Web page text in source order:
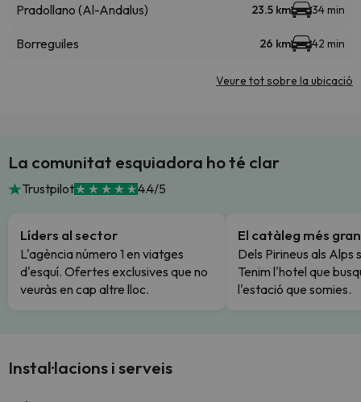
Pradollano (Al-Andalus) 23.5 km 34 min
Borreguiles 26 km 42 min
Veure tot sobre la ubicació
La comunitat esquiadora ho té clar
Trustpilot 4.4/5
Líders al sector
L'agència número 1 en viatges
d'esquí. Ofertes exclusives que no
veuràs en cap altre lloc.
El catàleg més gran
Dels Pirineus als Alps
Tenim l'hotel que
l'estació que somies.
Instal·lacions i serveis